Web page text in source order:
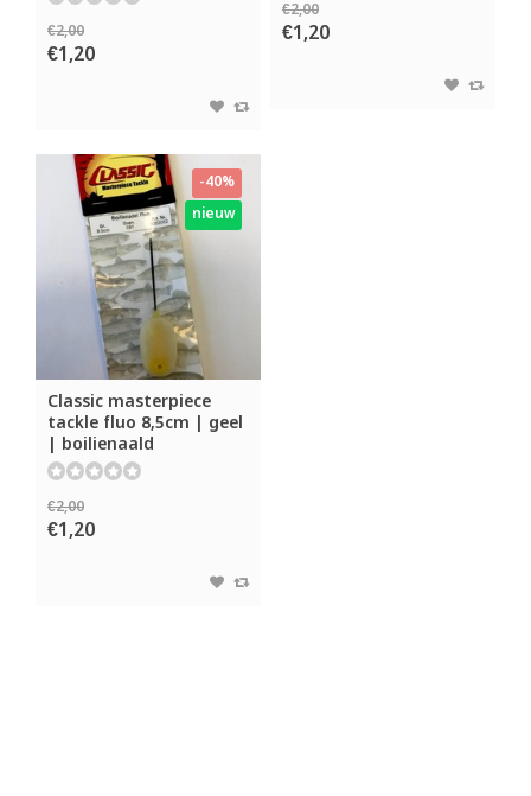
€2,00
€1,20
€2,00
€1,20
-40%
nieuw
Classic masterpiece
tackle fluo 8,5cm | geel
| boilienaald
€2,00
€1,20